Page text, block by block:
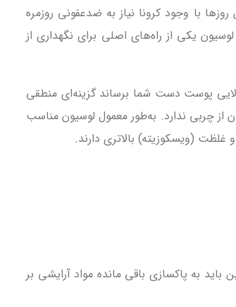
با وجود کرونا نیاز به ضدعفونی روزمره
یکی از راه‌های اصلی برای نگهداری از
پوست دست شما برساند گزینه‌ای منطقی
از چربی ندارد. به‌طور معمول لوسیون مناسب
(ویسکوزیته) بالاتری دارند.
به پاکسازی باقی مانده مواد آرایشی بر